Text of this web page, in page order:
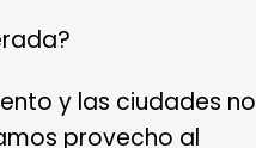
y las ciudades no
provecho al